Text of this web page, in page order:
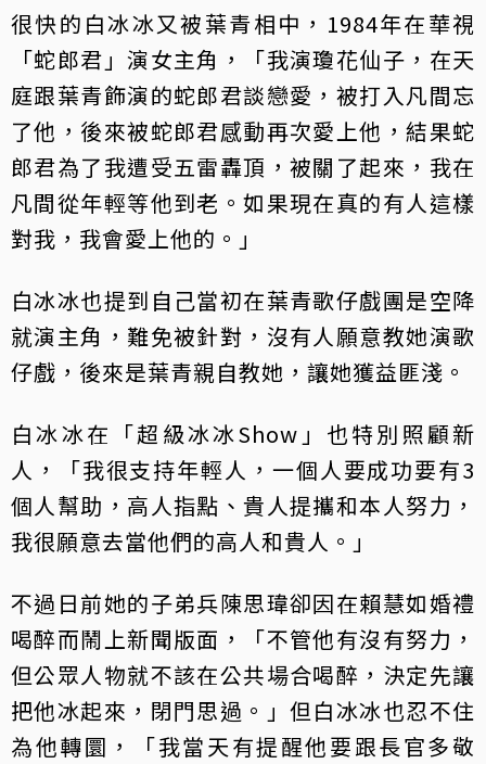
很快的白冰冰又被葉青相中，1984年在華視
「蛇郎君」演女主角，「我演瓊花仙子，在天
庭跟葉青飾演的蛇郎君談戀愛，被打入凡間忘
了他，後來被蛇郎君感動再次愛上他，結果蛇
郎君為了我遭受五雷轟頂，被關了起來，我在
凡間從年輕等他到老。如果現在真的有人這樣
對我，我會愛上他的。」
白冰冰也提到自己當初在葉青歌仔戲團是空降
就演主角，難免被針對，沒有人願意教她演歌
仔戲，後來是葉青親自教她，讓她獲益匪淺。
白冰冰在「超級冰冰Show」也特別照顧新
人，「我很支持年輕人，一個人要成功要有3
個人幫助，高人指點、貴人提攜和本人努力，
我很願意去當他們的高人和貴人。」
不過日前她的子弟兵陳思瑋卻因在賴慧如婚禮
喝醉而鬧上新聞版面，「不管他有沒有努力，
但公眾人物就不該在公共場合喝醉，決定先讓
把他冰起來，閉門思過。」但白冰冰也忍不住
為他轉圜，「我當天有提醒他要跟長官多敬